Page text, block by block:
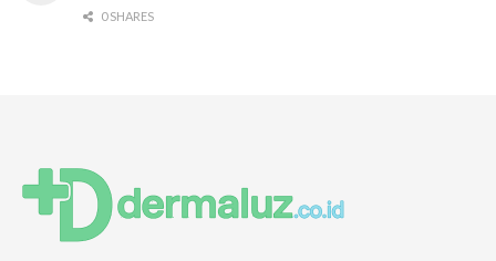
0 SHARES